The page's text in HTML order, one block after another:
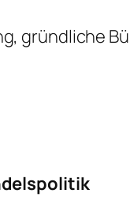
gründliche